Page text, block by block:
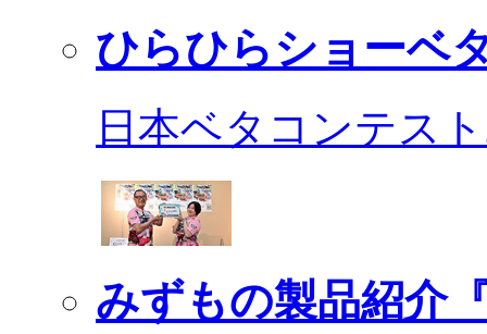
ひらひらショーベ
日本ベタコンテス
みずもの製品紹介